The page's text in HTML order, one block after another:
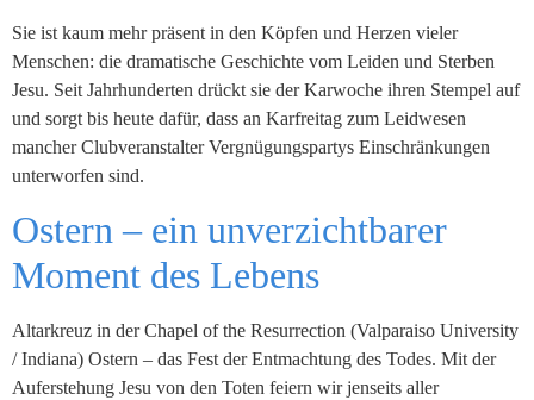
Sie ist kaum mehr präsent in den Köpfen und Herzen vieler
Menschen: die dramatische Geschichte vom Leiden und Sterben
Jesu. Seit Jahrhunderten drückt sie der Karwoche ihren Stempel auf
und sorgt bis heute dafür, dass an Karfreitag zum Leidwesen
mancher Clubveranstalter Vergnügungspartys Einschränkungen
unterworfen sind.
Ostern – ein unverzichtbarer
Moment des Lebens
Altarkreuz in der Chapel of the Resurrection (Valparaiso University
/ Indiana) Ostern – das Fest der Entmachtung des Todes. Mit der
Auferstehung Jesu von den Toten feiern wir jenseits aller